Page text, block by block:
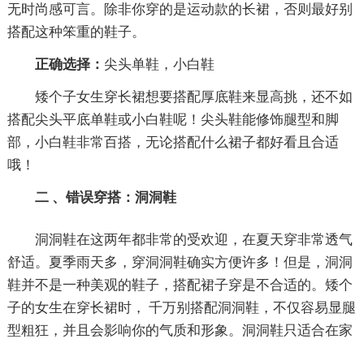
无时尚感可言。除非你穿的是运动款的长裙，否则最好别
搭配这种笨重的鞋子。
正确选择： 尖头单鞋，小白鞋
矮个子女生穿长裙想要搭配厚底鞋来显高挑，还不如
搭配尖头平底单鞋或小白鞋呢！尖头鞋能修饰腿型和脚
部，小白鞋非常百搭，无论搭配什么裙子都好看且合适
哦！
二 、错误穿搭：洞洞鞋
洞洞鞋在这两年都非常的受欢迎，在夏天穿非常透气
舒适。夏季雨天多，穿洞洞鞋确实方便许多！但是，洞洞
鞋并不是一种美观的鞋子，搭配裙子穿是不合适的。矮个
子的女生在穿长裙时， 千万别搭配洞洞鞋，不仅容易显腿
型粗狂，并且会影响你的气质和形象。洞洞鞋只适合在家